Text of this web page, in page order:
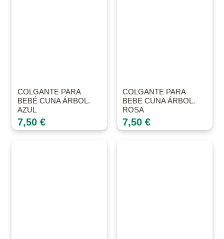
COLGANTE PARA
BEBÉ CUNA ÁRBOL.
AZUL
7,50 €
COLGANTE PARA
BEBE CUNA ÁRBOL.
ROSA
7,50€